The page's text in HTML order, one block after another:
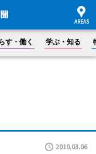
す・働く 学ぶ・知る
2010.03.06